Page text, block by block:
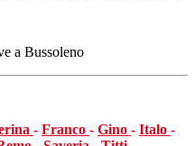
a Bussoleno
- Franco - Gino - Italo -